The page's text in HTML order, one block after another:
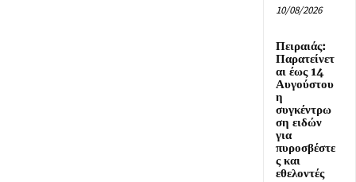
10/08/2026
Πειραιάς:
Παρατείνετ
αι έως 14
Αυγούστου
η
συγκέντρω
ση ειδών
για
πυροσβέστε
ς και
εθελοντές